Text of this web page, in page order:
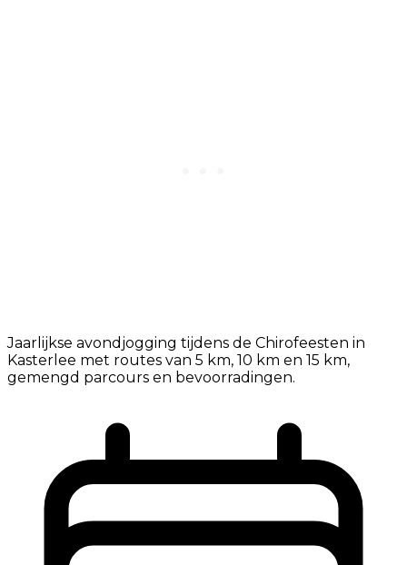
Jaarlijkse avondjogging tijdens de Chirofeesten in
Kasterlee met routes van 5 km, 10 km en 15 km,
gemengd parcours en bevoorradingen.